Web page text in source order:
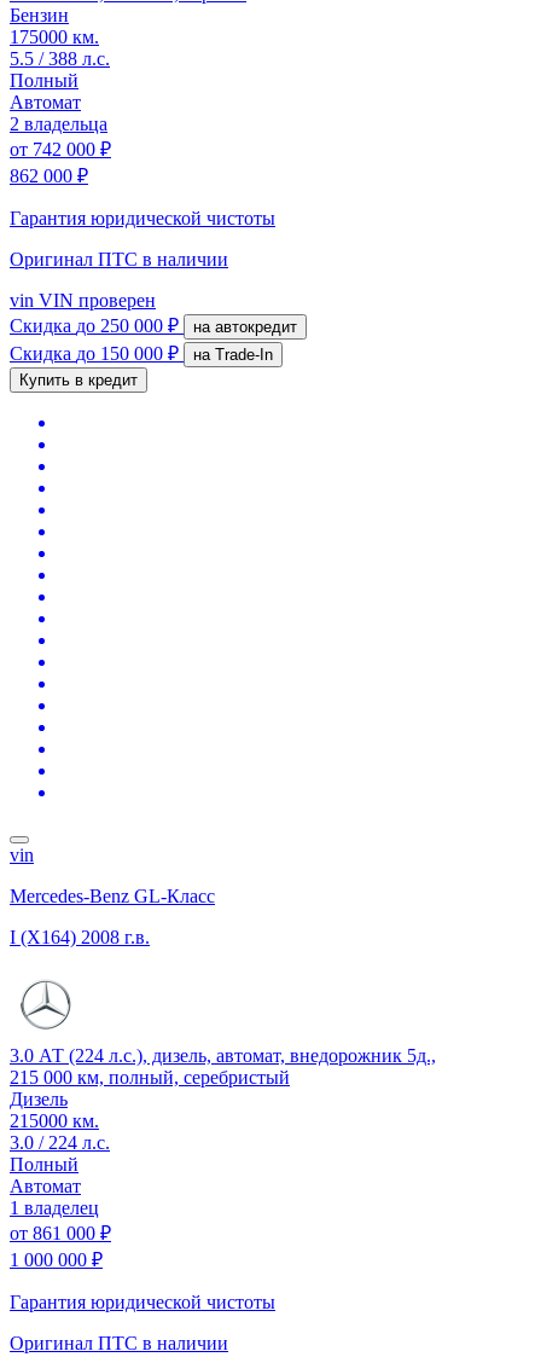
Бензин
175000 км.
5.5 / 388 л.с.
Полный
Автомат
2 владельца
от 742 000 ₽
862 000 ₽
Гарантия юридической чистоты
Оригинал ПТС в наличии
vin VIN проверен
Скидка до 250 000 ₽ на автокредит
Скидка до 150 000 ₽
на Trade-In
Купить в кредит
vin
Mercedes-Benz GL-Класс
I (X164) 2008 г.в.
3.0 АТ (224 л.с.), дизель, автомат, внедорожник 5д.,
215 000 км, полный, серебристый
Дизель
215000 км.
3.0 / 224 л.с.
Полный
Автомат
1 владелец
от 861 000 ₽
1 000 000 ₽
Гарантия юридической чистоты
Оригинал ПТС в наличии